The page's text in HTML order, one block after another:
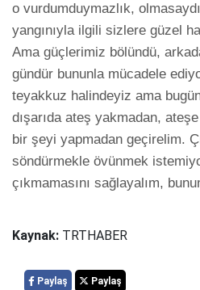
o vurdumduymazlık,
yangınıyla ilgili sizlere güzel
Ama güçlerimiz bölündü,
gündür bununla mücadele
teyakkuz halindeyiz ama
dışarıda ateş yakmadan,
bir şeyi yapmadan geçirelim.
söndürmekle övünmek
çıkmamasını sağlayalım,
Kaynak: TRTHABER
Paylaş Paylaş